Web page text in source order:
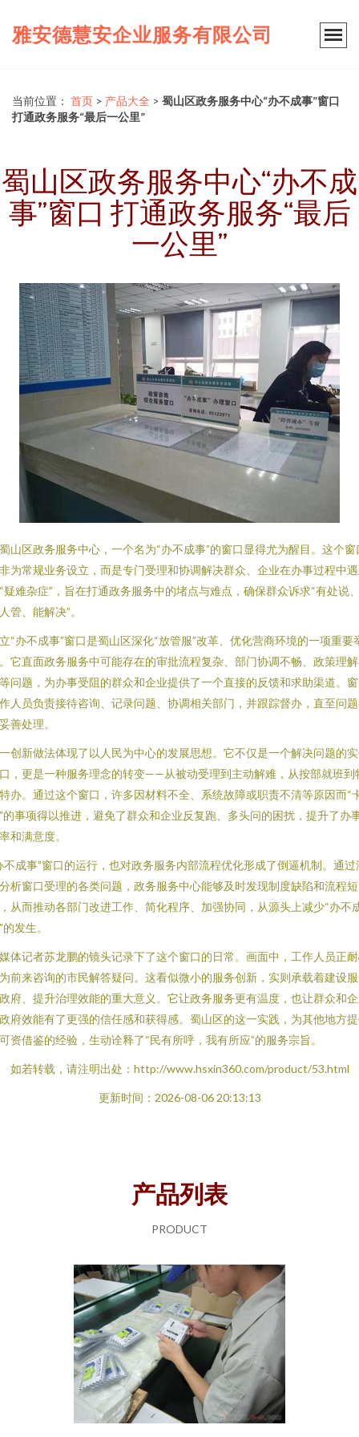
雅安德慧安企业服务有限公司
当前位置： 首页 > 产品大全 > 蜀山区政务服务中心“办不成事”窗口
打通政务服务“最后一公里”
蜀山区政务服务中心“办不成
事”窗口 打通政务服务“最后
一公里”
山区政务服务中心，一个名为“办不成事”的窗口显得尤为醒目。这个窗
为常规业务设立，而是专门受理和协调解决群众、企业在办事过程中
疑难杂症”，旨在打通政务服务中的堵点与难点，确保群众诉求“有处说
管、能解决”。
“办不成事”窗口是蜀山区深化“放管服”改革、优化营商环境的一项重要
它直面政务服务中可能存在的审批流程复杂、部门协调不畅、政策理
问题，为办事受阻的群众和企业提供了一个直接的反馈和求助渠道。
人员负责接待咨询、记录问题、协调相关部门，并跟踪督办，直至问
善处理。
创新做法体现了以人民为中心的发展思想。它不仅是一个解决问题的
，更是一种服务理念的转变——从被动受理到主动解难，从按部就班到
办。通过这个窗口，许多因材料不全、系统故障或职责不清等原因而“
的事项得以推进，避免了群众和企业反复跑、多头问的困扰，提升了办
和满意度。
不成事”窗口的运行，也对政务服务内部流程优化形成了倒逼机制。通过
析窗口受理的各类问题，政务服务中心能够及时发现制度缺陷和流程短
从而推动各部门改进工作、简化程序、加强协同，从源头上减少“办不
的发生。
体记者苏龙鹏的镜头记录下了这个窗口的日常。画面中，工作人员正
前来咨询的市民解答疑问。这看似微小的服务创新，实则承载着建设
府、提升治理效能的重大意义。它让政务服务更有温度，也让群众和
府效能有了更强的信任感和获得感。蜀山区的这一实践，为其他地方
资借鉴的经验，生动诠释了“民有所呼，我有所应”的服务宗旨。
如若转载，请注明出处：http://www.hsxin360.com/product/53.html
更新时间：2026-08-06 20:13:13
产品列表
PRODUCT